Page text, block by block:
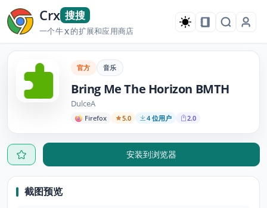
Crx 搜搜
一个牛X的扩展和应用商店
官方 音乐
Bring Me The Horizon BMTH
DulceA
Firefox 5.0 4 位用户 2.0
安装到浏览器
截图预览